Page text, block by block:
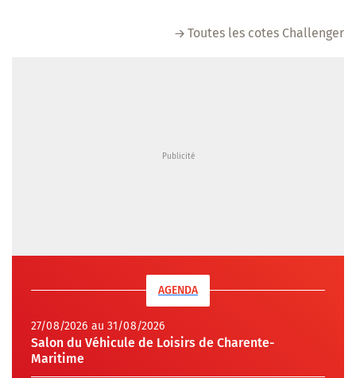
Toutes les cotes Challenger
AGENDA
27/08/2026 au 31/08/2026
Salon du Véhicule de Loisirs de Charente-
Maritime